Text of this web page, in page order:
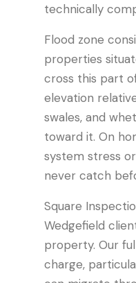
technically
Flood zone
properties
cross this part
elevation
swales, and
toward it. On
system stress
never catch
Square
Wedgefield
property. Our
charge,